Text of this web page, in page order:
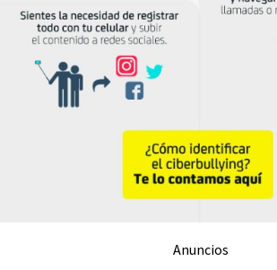
Anuncios